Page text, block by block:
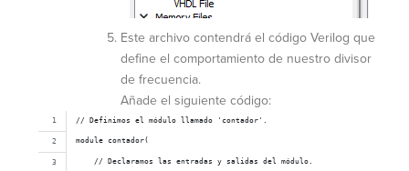
Este archivo contendrá el código Verilog que
define el comportamiento de nuestro divisor
de frecuencia.
Añade el siguiente código:
// Definimos el módulo llamado 'contador'.
module contador(
    // Declaramos las entradas y salidas del módulo.